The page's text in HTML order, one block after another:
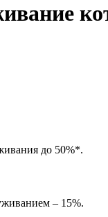
до 50%*.
– 15%.